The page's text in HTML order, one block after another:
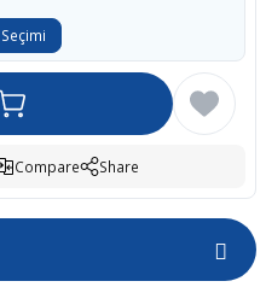
Compare Share